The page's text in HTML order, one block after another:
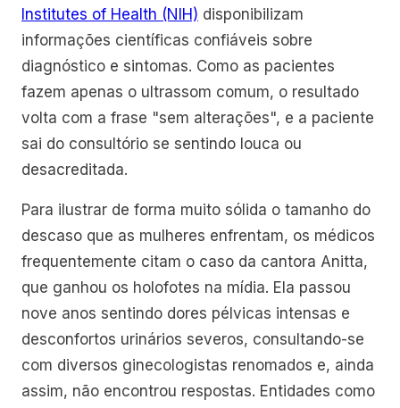
Institutes of Health (NIH) disponibilizam
informações científicas confiáveis sobre
diagnóstico e sintomas. Como as pacientes
fazem apenas o ultrassom comum, o resultado
volta com a frase "sem alterações", e a paciente
sai do consultório se sentindo louca ou
desacreditada.
Para ilustrar de forma muito sólida o tamanho do
descaso que as mulheres enfrentam, os médicos
frequentemente citam o caso da cantora Anitta,
que ganhou os holofotes na mídia. Ela passou
nove anos sentindo dores pélvicas intensas e
desconfortos urinários severos, consultando-se
com diversos ginecologistas renomados e, ainda
assim, não encontrou respostas. Entidades como